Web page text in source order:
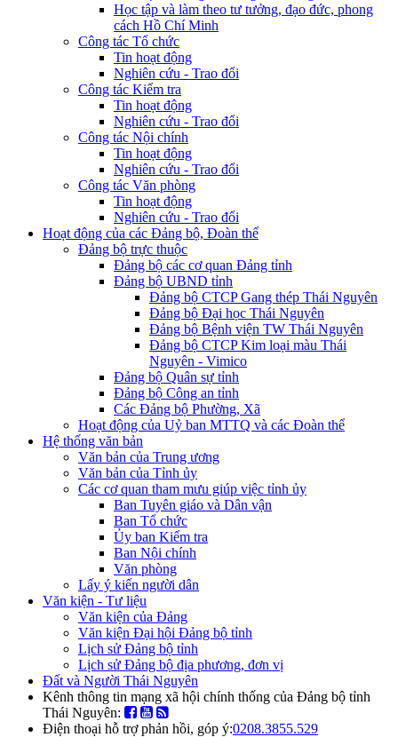
Học tập và làm theo tư tưởng, đạo đức, phong
cách Hồ Chí Minh
Công tác Tổ chức
Tin hoạt động
Nghiên cứu - Trao đổi
Công tác Kiểm tra
Tin hoạt động
Nghiên cứu - Trao đổi
Công tác Nội chính
Tin hoạt động
Nghiên cứu - Trao đổi
Công tác Văn phòng
Tin hoạt động
Nghiên cứu - Trao đổi
Hoạt động của các Đảng bộ, Đoàn thể
Đảng bộ trực thuộc
Đảng bộ các cơ quan Đảng tỉnh
Đảng bộ UBND tỉnh
Đảng bộ CTCP Gang thép Thái Nguyên
Đảng bộ Đại học Thái Nguyên
Đảng bộ Bệnh viện TW Thái Nguyên
Đảng bộ CTCP Kim loại màu Thái
Nguyên - Vimico
Đảng bộ Quân sự tỉnh
Đảng bộ Công an tỉnh
Các Đảng bộ Phường, Xã
Hoạt động của Uỷ ban MTTQ và các Đoàn thể
Hệ thống văn bản
Văn bản của Trung ương
Văn bản của Tỉnh ủy
Các cơ quan tham mưu giúp việc tỉnh ủy
Ban Tuyên giáo và Dân vận
Ban Tổ chức
Ủy ban Kiểm tra
Ban Nội chính
Văn phòng
Lấy ý kiến người dân
Văn kiện - Tư liệu
Văn kiện của Đảng
Văn kiện Đại hội Đảng bộ tỉnh
Lịch sử Đảng bộ tỉnh
Lịch sử Đảng bộ địa phương, đơn vị
Đất và Người Thái Nguyên
Kênh thông tin mạng xã hội chính thống của Đảng bộ tỉnh
Thái Nguyên:
Điện thoại hỗ trợ phản hồi, góp ý:0208.3855.529